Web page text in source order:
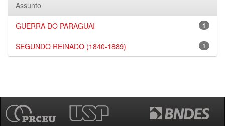
Assunto
1
GUERRA DO PARAGUAI
1
SEGUNDO REINADO (1840-1889)